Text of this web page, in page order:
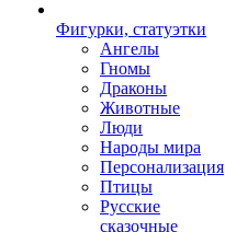
Фигурки, статуэтки
Ангелы
Гномы
Драконы
Животные
Люди
Народы мира
Персонализация
Птицы
Русские
сказочные